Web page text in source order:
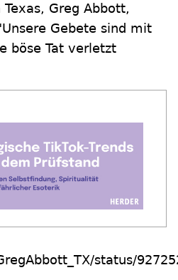
Greg Abbott,
Gebete sind mit
böse Tat verletzt
status/